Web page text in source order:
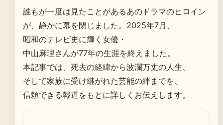
誰もが一度は見たことがあるあのドラマのヒロイン
が、静かに幕を閉じました。2025年7月、
昭和のテレビ史に輝く女優・
中山麻理さんが77年の生涯を終えました。
本記事では、死去の経緯から波瀾万丈の人生、
そして家族に受け継がれた芸能の絆までを、
信頼できる報道をもとに詳しくお伝えします。